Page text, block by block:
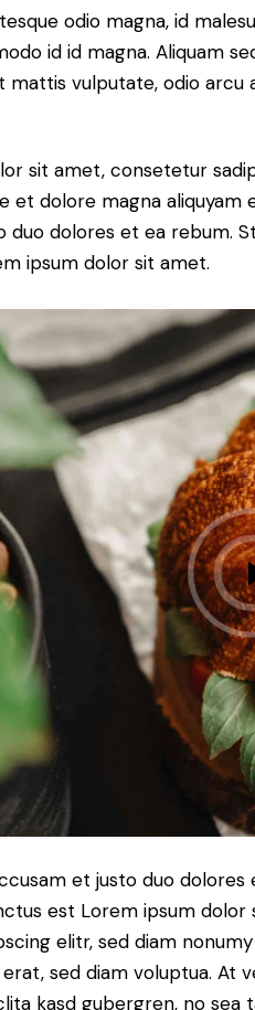
odio magna, id
id id magna. Aliquam
mattis vulputate, odio arcu
sit amet, consetetur
et dolore magna aliquyam
duo dolores et ea rebum.
ipsum dolor sit amet.
et justo duo
est Lorem ipsum
elitr, sed diam
erat, sed diam voluptua.
kasd gubergren, no